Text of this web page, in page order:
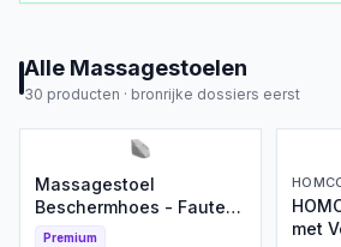
Alle Massagestoelen
30 producten · bronrijke dossiers eerst
Massagestoel
Beschermhoes - Fauteuil
Cover - Meubels
Premium
met